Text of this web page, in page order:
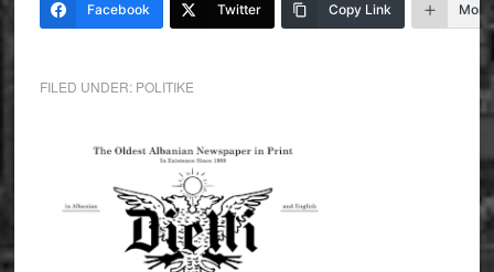
Facebook Twitter Copy Link More
FILED UNDER: POLITIKE